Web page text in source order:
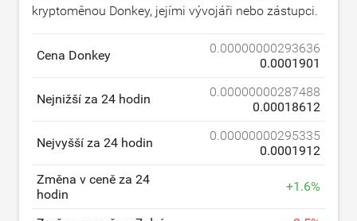
kryptoměnou Donkey, jejími vývojáři nebo zástupci.
Cena Donkey
0.00000000293636
0.0001901
Nejnižší za 24 hodin
0.00000000287488
0.00018612
Nejvyšší za 24 hodin
0.00000000295335
0.0001912
Změna v ceně za 24
hodin
+1.6%